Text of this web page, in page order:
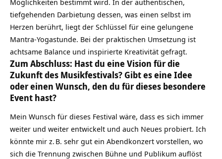
Möglichkeiten bestimmt wird. In der authentischen,
tiefgehenden Darbietung dessen, was einen selbst im
Herzen berührt, liegt der Schlüssel für eine gelungene
Mantra-Yogastunde. Bei der praktischen Umsetzung ist
achtsame Balance und inspirierte Kreativität gefragt.
Zum Abschluss: Hast du eine Vision für die
Zukunft des Musikfestivals? Gibt es eine Idee
oder einen Wunsch, den du für dieses besondere
Event hast?
Mein Wunsch für dieses Festival wäre, dass es sich immer
weiter und weiter entwickelt und auch Neues probiert. Ich
könnte mir z. B. sehr gut ein Abendkonzert vorstellen, wo
sich die Trennung zwischen Bühne und Publikum auflöst